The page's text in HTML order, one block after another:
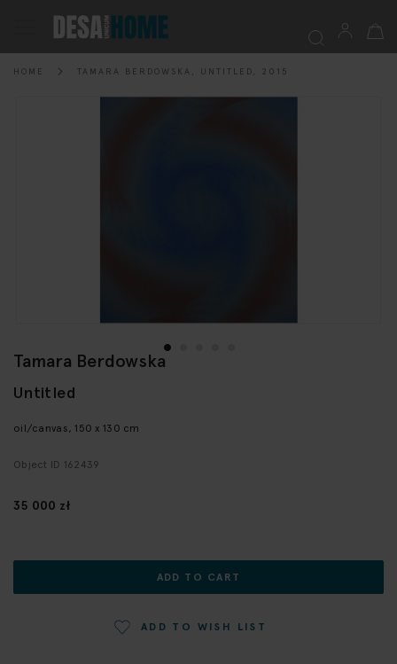
My
HOME TAMARA BERDOWSKA, UNTITLED, 2015
Skip
beginning
the
gallery
Tamara Berdowska
oil/canvas, 150 x 130 cm
Untitled
Object ID 162439
35 000 zł
ADD TO CART
ADD TO WISH LIST